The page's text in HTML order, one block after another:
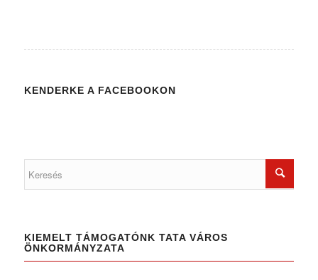
KENDERKE A FACEBOOKON
KIEMELT TÁMOGATÓNK TATA VÁROS
ÖNKORMÁNYZATA